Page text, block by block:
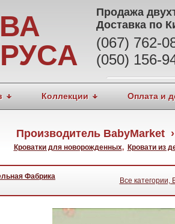
Продажа
Доставка по
(067) 762-
(050) 156-
Коллекции Оплата и
Производитель BabyMarket
Кроватки для новорожденных, Кровати из
Фабрика
Все категории,